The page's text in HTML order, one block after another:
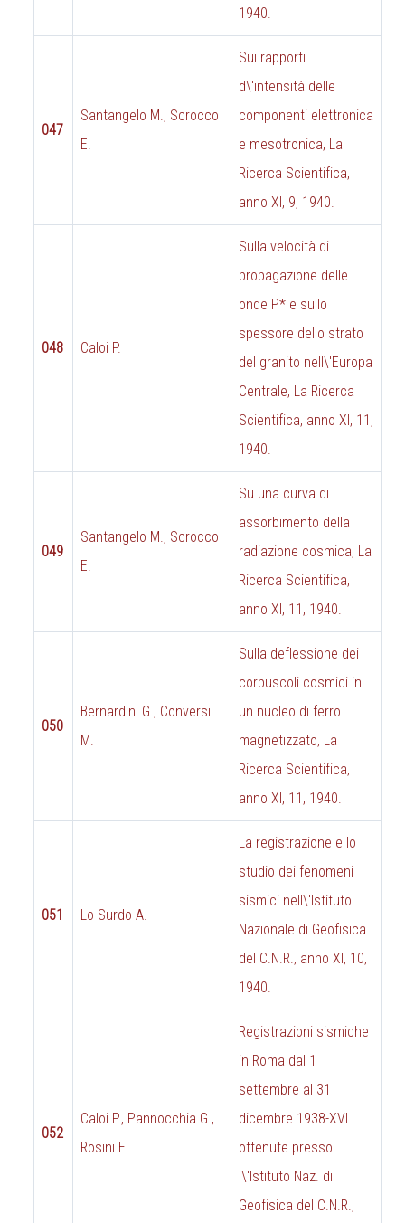
1940.
047
Santangelo M., Scrocco
E.
Sui rapporti
d\'intensità delle
componenti elettronica
e mesotronica, La
Ricerca Scientifica,
anno XI, 9, 1940.
048 Caloi P.
Sulla velocità di
propagazione delle
onde P* e sullo
spessore dello strato
del granito nell\'Europa
Centrale, La Ricerca
Scientifica, anno XI, 11,
1940.
049
Santangelo M., Scrocco
E.
Su una curva di
assorbimento della
radiazione cosmica, La
Ricerca Scientifica,
anno XI, 11, 1940.
050
Bernardini G., Conversi
M.
Sulla deflessione dei
corpuscoli cosmici in
un nucleo di ferro
magnetizzato, La
Ricerca Scientifica,
anno XI, 11, 1940.
051 Lo Surdo A.
La registrazione e lo
studio dei fenomeni
sismici nell\'Istituto
Nazionale di Geofisica
del C.N.R., anno XI, 10,
1940.
052
Caloi P., Pannocchia G.,
Rosini E.
Registrazioni sismiche
in Roma dal 1
settembre al 31
dicembre 1938-XVI
ottenute presso
l\'Istituto Naz. di
Geofisica del C.N.R.,